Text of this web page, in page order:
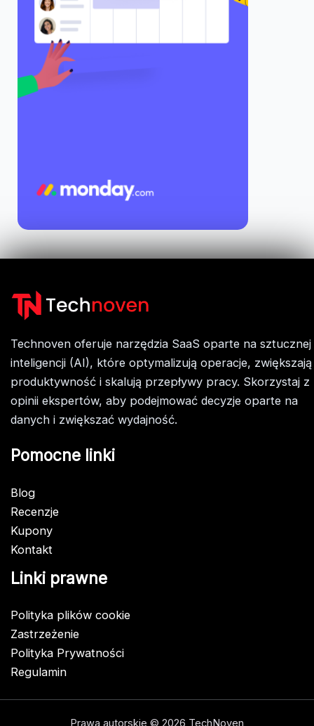
Technoven oferuje narzędzia SaaS oparte na sztucznej
inteligencji (AI), które optymalizują operacje, zwiększają
produktywność i skalują przepływy pracy. Skorzystaj z
opinii ekspertów, aby podejmować decyzje oparte na
danych i zwiększać wydajność.
Pomocne linki
Blog
Recenzje
Kupony
Kontakt
Linki prawne
Polityka plików cookie
Zastrzeżenie
Polityka Prywatności
Regulamin
Prawa autorskie © 2026 TechNoven